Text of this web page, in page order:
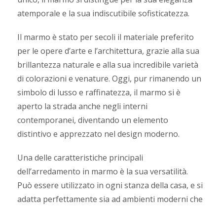
atemporale e la sua indiscutibile sofisticatezza.
Il marmo è stato per secoli il materiale preferito
per le opere d’arte e l’architettura, grazie alla sua
brillantezza naturale e alla sua incredibile varietà
di colorazioni e venature. Oggi, pur rimanendo un
simbolo di lusso e raffinatezza, il marmo si è
aperto la strada anche negli interni
contemporanei, diventando un elemento
distintivo e apprezzato nel design moderno.
Una delle caratteristiche principali
dell’arredamento in marmo è la sua versatilità.
Può essere utilizzato in ogni stanza della casa, e si
adatta perfettamente sia ad ambienti moderni che